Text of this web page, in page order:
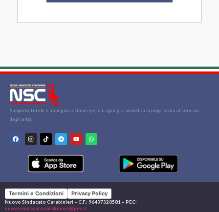
Supporto, tutela e impegno costante per chi ogni giorno dedica la propria vita al servizio
degli altri.
Termini e Condizioni Privacy Policy
Nuovo Sindacato Carabinieri – C.F.: 96437320581 – PEC:
nuovosindacatocarabinieri@pec.it